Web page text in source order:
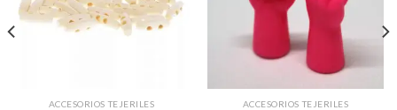
ACCESORIOS TEJERILES ACCESORIOS TEJERILES